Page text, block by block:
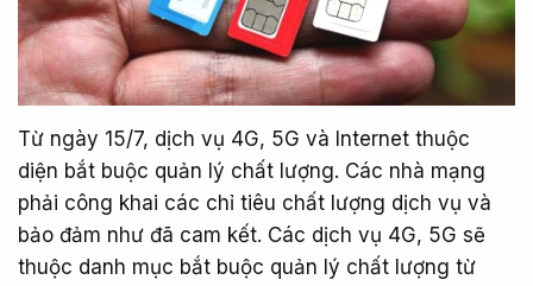
Từ ngày 15/7, dịch vụ 4G, 5G và Internet thuộc
diện bắt buộc quản lý chất lượng. Các nhà mạng
phải công khai các chỉ tiêu chất lượng dịch vụ và
bảo đảm như đã cam kết. Các dịch vụ 4G, 5G sẽ
thuộc danh mục bắt buộc quản lý chất lượng từ